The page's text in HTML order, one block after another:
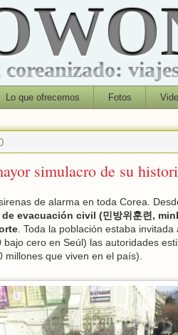
coreanizado:
Lo que ofrecemos Fotos
simulacro de su
de alarma en toda Corea.
evacuación civil (민방위훈련,
. Toda la población estaba
cero en Seúl) las autoridades
que viven en el país).